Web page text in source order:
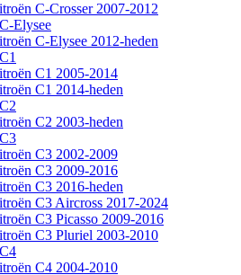
C-Crosser 2007-2012
Elysee
C-Elysee 2012-heden
C1 2005-2014
C1 2014-heden
C2 2003-heden
C3 2002-2009
C3 2009-2016
C3 2016-heden
C3 Aircross 2017-2024
C3 Picasso 2009-2016
C3 Pluriel 2003-2010
C4 2004-2010